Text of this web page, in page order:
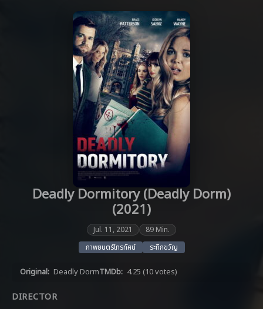
Deadly Dormitory (Deadly Dorm)
(2021)
Jul. 11, 2021
89 Min.
ภาพยนตร์โทรทัศน์
ระทึกขวัญ
Original: Deadly DormTMDb: 4.25 (10 votes)
DIRECTOR